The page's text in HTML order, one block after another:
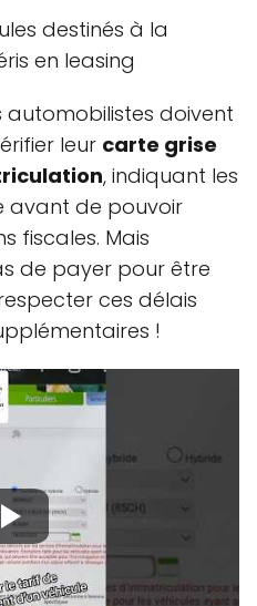
destinés à la
en leasing
automobilistes doivent
leur carte grise
, indiquant les
avant de pouvoir
fiscales. Mais
de payer pour être
ces délais
!